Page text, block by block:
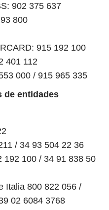
902 375 637
800
915 192 100
401 112
000 / 915 965 335
de entidades
/ 34 93 504 22 36
192 100 / 34 91 838 50
Italia 800 822 056 /
02 6084 3768